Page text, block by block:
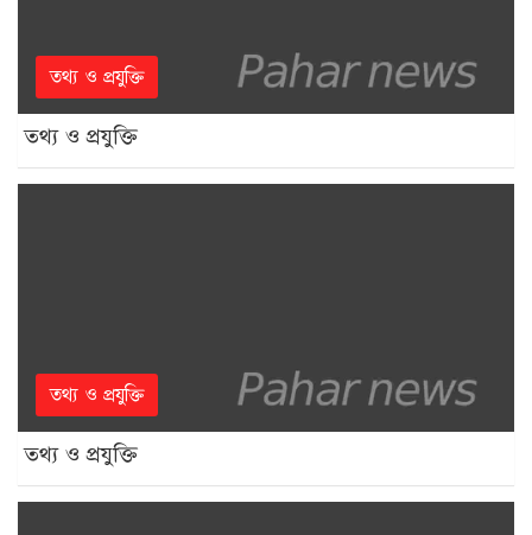
তথ্য ও প্রযুক্তি
তথ্য ও প্রযুক্তি
তথ্য ও প্রযুক্তি
তথ্য ও প্রযুক্তি